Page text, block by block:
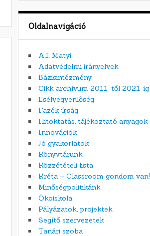
Oldalnavigáció
A.I. Matyi
Adatvédelmi irányelvek
Bázisintézmény
Cikk archívum 2011-től 2021-ig
Esélyegyenlőség
Fazék újság
Hitoktatás, tájékoztató anyagok
Innovációk
Jó gyakorlatok
Könyvtárunk
Közzétételi lista
Kréta – Classroom gondom van!
Minőségpolitikánk
Ökoiskola
Pályázatok, projektek
Segítő szervezetek
Tanári szoba